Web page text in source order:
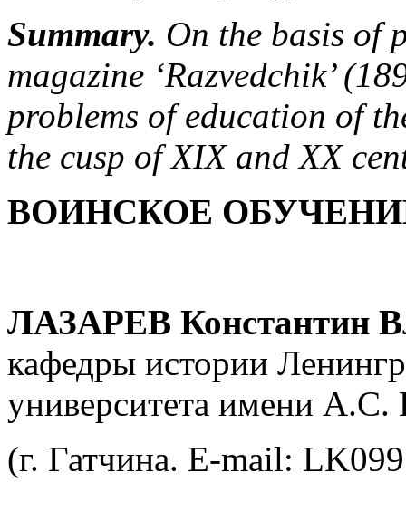
Summary. On the basis of
magazine ‘Razvedchik’
problems of education of
the cusp of XIX and XX
ВОИНСКОЕ
ЛАЗАРЕВ Константин
кафедры истории
университета имени
(г. Гатчина. E-mail: